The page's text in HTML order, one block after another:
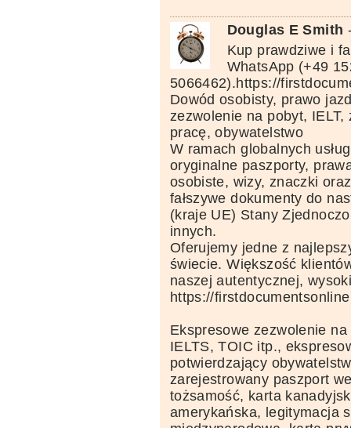
Douglas E Smith
Kup prawdziwe i
WhatsApp (+49
5066462).https://
Dowód osobisty, prawo
zezwolenie na pobyt, IELT,
pracę, obywatelstwo
W ramach globalnych
oryginalne paszporty,
osobiste, wizy, znaczki
fałszywe dokumenty do
(kraje UE) Stany
innych.
Oferujemy jedne z
świecie. Większość
naszej autentycznej,
https://
Ekspresowe zezwolenie
IELTS, TOIC itp.,
potwierdzający
zarejestrowany paszport
tożsamość, karta
amerykańska, legitymacja